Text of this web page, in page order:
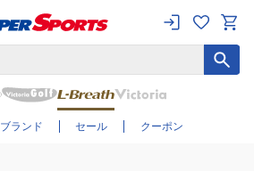
ブランド セール クーポン
さらに絞り込む